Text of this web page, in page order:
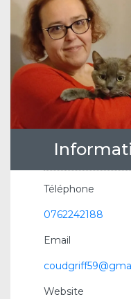
Téléphone
0762242188
Email
Website